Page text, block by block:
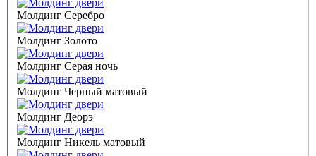
Молдинг Серебро
Молдинг Золото
Молдинг Серая ночь
Молдинг Черный матовый
Молдинг Деорэ
Молдинг Никель матовый